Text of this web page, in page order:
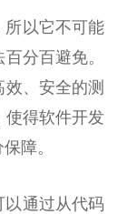
所以它不可能
分百避免。
、安全的测
使得软件开发
障。
通过从代码